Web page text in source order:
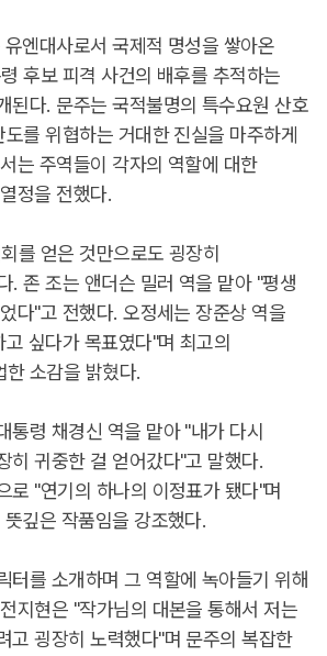
엔대사로서 국제적 명성을 쌓아온
후보 피격 사건의 배후를 추적하는
된다. 문주는 국적불명의 특수요원 산호
를 위협하는 거대한 진실을 마주하게
는 주역들이 각자의 역할에 대한
정을 전했다.
를 얻은 것만으로도 굉장히
. 존 조는 앤더슨 밀러 역을 맡아 "평생
다"고 전했다. 오정세는 장준상 역을
싶다가 목표였다"며 최고의
한 소감을 밝혔다.
통령 채경신 역을 맡아 "내가 다시
히 귀중한 걸 얻어갔다"고 말했다.
로 "연기의 하나의 이정표가 됐다"며
깊은 작품임을 강조했다.
터를 소개하며 그 역할에 녹아들기 위해
지현은 "작가님의 대본을 통해서 저는
고 굉장히 노력했다"며 문주의 복잡한